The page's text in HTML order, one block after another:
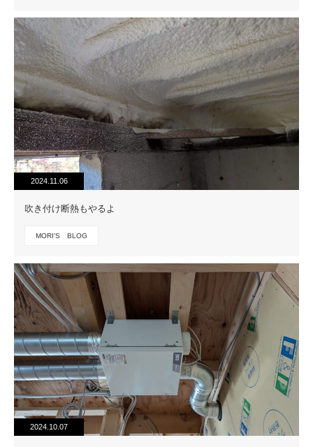
2024.11.06
吹き付け断熱もやるよ
MORI'S BLOG
2024.10.07